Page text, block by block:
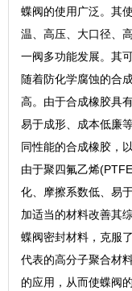
蝶阀的使用广泛。其
温、高压、大口径、
一阀多功能发展。其
随着防化学腐蚀的合
高。由于合成橡胶具
易于成形、成本低廉
同性能的合成橡胶，
由于聚四氟乙烯
化、摩擦系数低、易
加适当的材料改善其
蝶阀密封材料，克服
代表的高分子聚合材
的应用，从而使蝶阀